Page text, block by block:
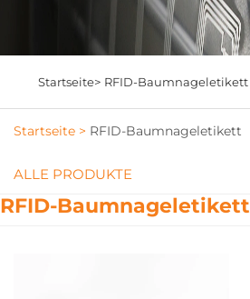
Startseite> RFID-Baumnageletikett
Startseite > RFID-Baumnageletikett
ALLE PRODUKTE
RFID-Baumnageletikett